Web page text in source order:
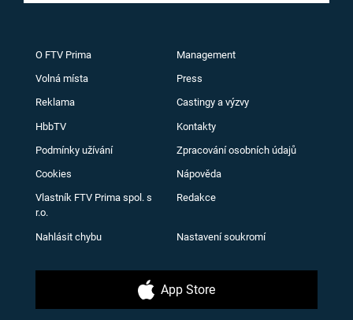
O FTV Prima Management
Volná místa Press
Reklama Castingy a výzvy
HbbTV Kontakty
Podmínky užívání Zpracování osobních údajů
Cookies Nápověda
Vlastník FTV Prima spol. s
r.o.
Redakce
Nahlásit chybu Nastavení soukromí
App Store